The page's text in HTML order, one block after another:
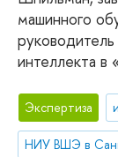
машинного
интеллекта в
Экспертиза
НИУ ВШЭ в